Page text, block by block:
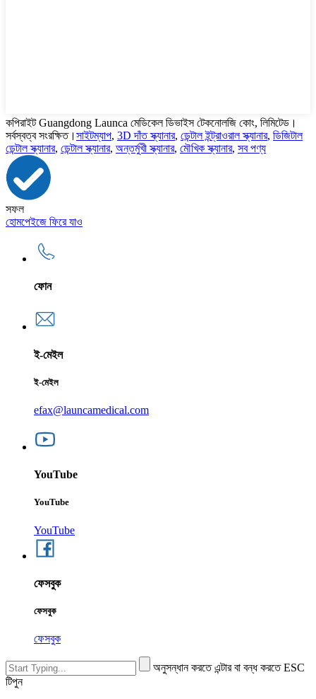
কপিরাইট Guangdong Launca মেডিকেল ডিভাইস টেকনোলজি কোং, লিমিটেড।
সর্বস্বত্ব সংরক্ষিত। সাইটম্যাপ, 3D দাঁত স্ক্যানার, ডেন্টাল ইন্ট্রাওরাল স্ক্যানার, ডিজিটাল
ডেন্টাল স্ক্যানার, ডেন্টাল স্ক্যানার, অন্তর্মুখী স্ক্যানার, মৌখিক স্ক্যানার, সব পণ্য
সফল
হোমপেইজে ফিরে যাও
ফোন
ই-মেইল
ই-মেইল
efax@launcamedical.com
YouTube
YouTube
YouTube
ফেসবুক
ফেসবুক
ফেসবুক
অনুসন্ধান করতে এন্টার বা বন্ধ করতে ESC
টিপুন